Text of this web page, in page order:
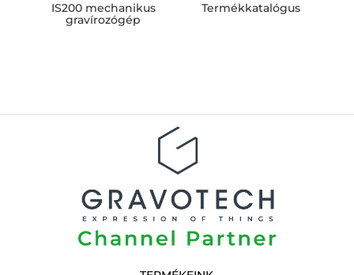
IS200 mechanikus
gravírozógép
Termékkatalógus